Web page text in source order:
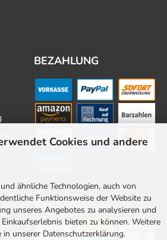
Cookies und andere
ähnliche Technologien, auch von
Funktionsweise der Website zu
unseres Angebotes zu analysieren und
bieten zu können. Weitere
unserer Datenschutzerklärung.
BEZAHLUNG
VERSAND